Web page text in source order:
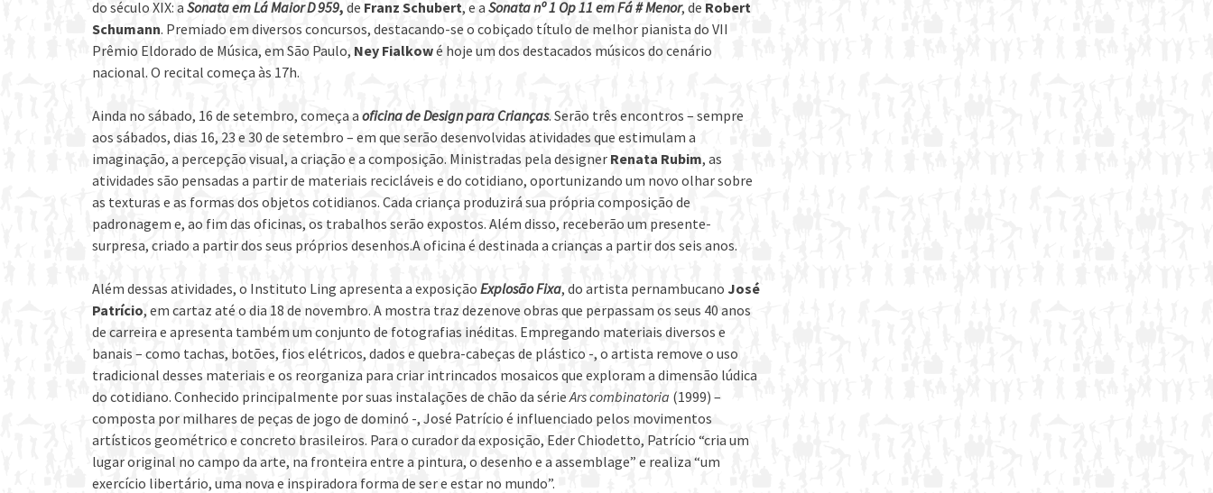
do século XIX: a Sonata em Lá Maior D 959, de Franz Schubert, e a Sonata nº 1 Op 11 em Fá # Menor, de Robert
Schumann. Premiado em diversos concursos, destacando-se o cobiçado título de melhor pianista do VII
Prêmio Eldorado de Música, em São Paulo, Ney Fialkowé hoje um dos destacados músicos do cenário
nacional. O recital começa às 17h.
Ainda no sábado, 16 de setembro, começa a oficina de Design para Crianças. Serão três encontros – sempre
aos sábados, dias 16, 23 e 30 de setembro – em que serão desenvolvidas atividades que estimulam a
imaginação, a percepção visual, a criação e a composição. Ministradas pela designer Renata Rubim, as
atividades são pensadas a partir de materiais recicláveis e do cotidiano, oportunizando um novo olhar sobre
as texturas e as formas dos objetos cotidianos. Cada criança produzirá sua própria composição de
padronagem e, ao fim das oficinas, os trabalhos serão expostos. Além disso, receberão um presente-
surpresa, criado a partir dos seus próprios desenhos.A oficina é destinada a crianças a partir dos seis anos.
Além dessas atividades, o Instituto Ling apresenta a exposição Explosão Fixa, do artista pernambucano José
Patrício, em cartaz até o dia 18 de novembro. A mostra traz dezenove obras que perpassam os seus 40 anos
de carreira e apresenta também um conjunto de fotografias inéditas. Empregando materiais diversos e
banais – como tachas, botões, fios elétricos, dados e quebra-cabeças de plástico -, o artista remove o uso
tradicional desses materiais e os reorganiza para criar intrincados mosaicos que exploram a dimensão lúdica
do cotidiano. Conhecido principalmente por suas instalações de chão da sérieArs combinatoria (1999) –
composta por milhares de peças de jogo de dominó -, José Patrício é influenciado pelos movimentos
artísticos geométrico e concreto brasileiros. Para o curador da exposição, Eder Chiodetto, Patrício “cria um
lugar original no campo da arte, na fronteira entre a pintura, o desenho e a assemblage” e realiza “um
exercício libertário, uma nova e inspiradora forma de ser e estar no mundo”.